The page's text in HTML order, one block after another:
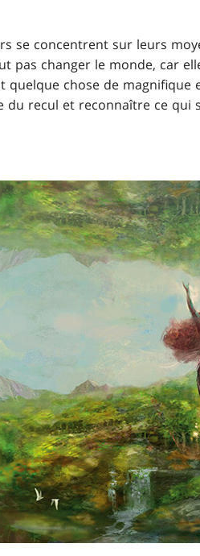
se concentrent sur leurs
pas changer le monde, car
quelque chose de
du recul et reconnaître ce qui